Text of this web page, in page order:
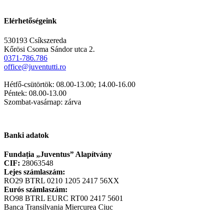
Elérhetőségeink
530193 Csíkszereda
Kőrösi Csoma Sándor utca 2.
0371-786.786
office@juventutti.ro
Hétfő-csütörtök: 08.00-13.00; 14.00-16.00
Péntek: 08.00-13.00
Szombat-vasárnap: zárva
Banki adatok
Fundația „Juventus” Alapítvány
CIF: 28063548
Lejes számlaszám:
RO29 BTRL 0210 1205 2417 56XX
Eurós számlaszám:
RO98 BTRL EURC RT00 2417 5601
Banca Transilvania Miercurea Ciuc